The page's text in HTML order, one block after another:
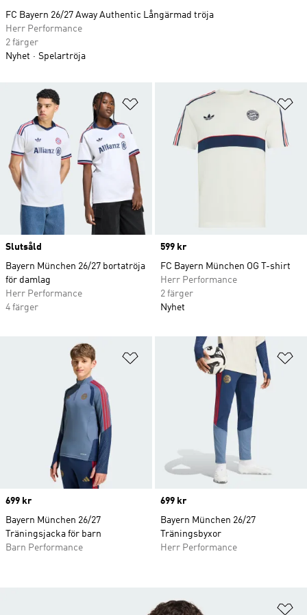
Lägg till på önskelistan
Slutsåld
Bayern München 26/27 bortatröja
för damlag
Herr Performance
4 färger
Price
599 kr
FC Bayern München OG T-shirt
Herr Performance
2 färger
Nyhet
Lägg till på önskelistan
Price
699 kr
Bayern München 26/27
Träningsjacka för barn
Barn Performance
Price
699 kr
Bayern München 26/27
Träningsbyxor
Herr Performance
FC Bayern 26/27 Away Authentic Långärmad tröja
Herr Performance
2 färger
Nyhet
Spelartröja